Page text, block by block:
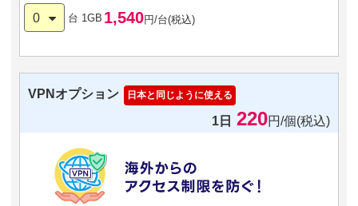
0 台 1GB 1,540円/台(税込)
VPNオプション 日本と同じように使える
1日 220円/個(税込)